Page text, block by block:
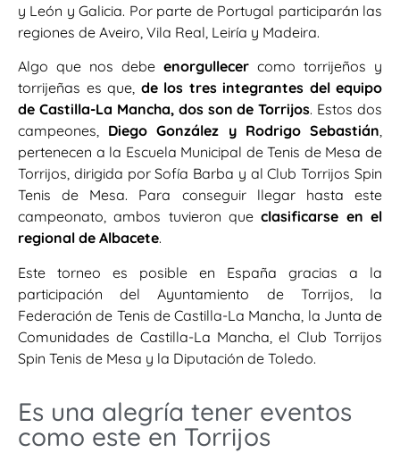
y León y Galicia. Por parte de Portugal participarán las
regiones de Aveiro, Vila Real, Leiría y Madeira.
Algo que nos debe enorgullecer como torrijeños y
torrijeñas es que, de los tres integrantes del equipo
de Castilla-La Mancha, dos son de Torrijos. Estos dos
campeones, Diego González y Rodrigo Sebastián,
pertenecen a la Escuela Municipal de Tenis de Mesa de
Torrijos, dirigida por Sofía Barba y al Club Torrijos Spin
Tenis de Mesa. Para conseguir llegar hasta este
campeonato, ambos tuvieron queclasificarse en el
regional de Albacete.
Este torneo es posible en España gracias a la
participación del Ayuntamiento de Torrijos, la
Federación de Tenis de Castilla-La Mancha, la Junta de
Comunidades de Castilla-La Mancha, el Club Torrijos
Spin Tenis de Mesa y la Diputación de Toledo.
Es una alegría tener eventos
como este en Torrijos